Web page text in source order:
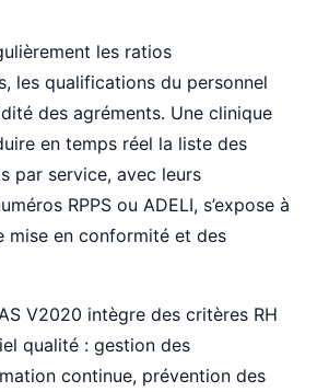
les ratios
les qualifications du personnel
des agréments. Une clinique
en temps réel la liste des
par service, avec leurs
RPPS ou ADELI, s’expose à
mise en conformité et des
V2020 intègre des critères RH
qualité : gestion des
continue, prévention des